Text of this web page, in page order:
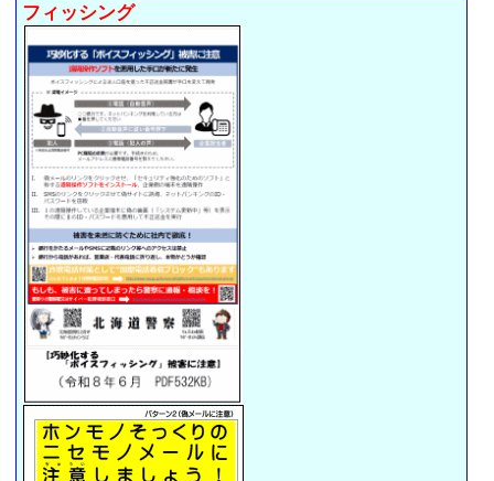
フィッシング